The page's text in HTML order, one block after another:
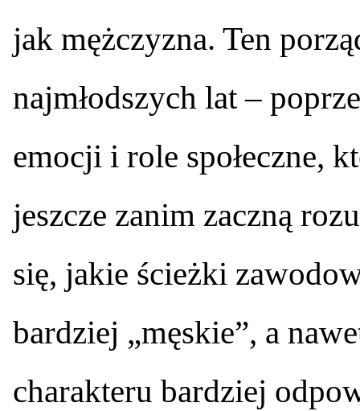
jak mężczyzna. Ten
najmłodszych lat –
emocji i role społeczne,
jeszcze zanim zaczną
się, jakie ścieżki
bardziej „męskie”, a
charakteru bardziej